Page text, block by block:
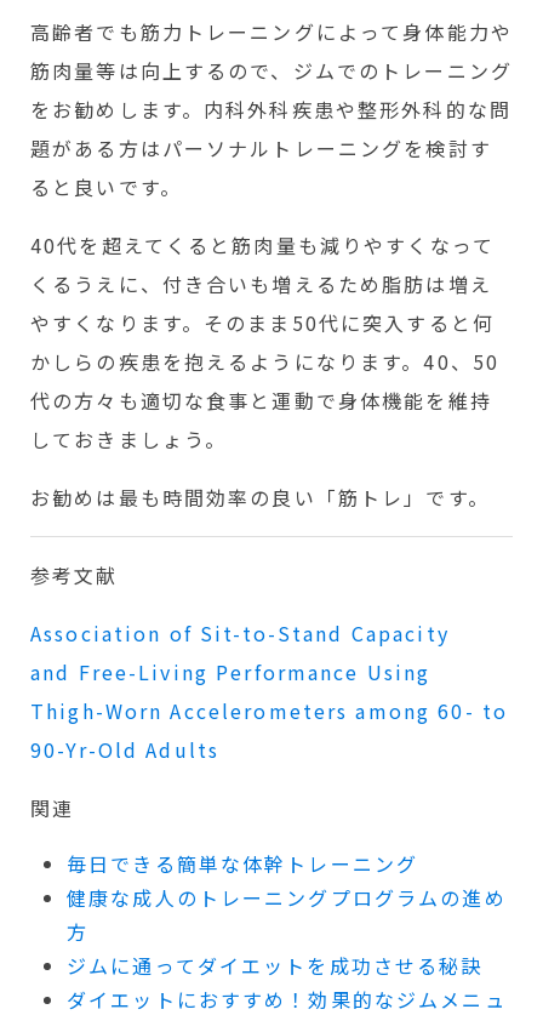
高齢者でも筋力トレーニングによって身体能力や
筋肉量等は向上するので、ジムでのトレーニング
をお勧めします。内科外科疾患や整形外科的な問
題がある方はパーソナルトレーニングを検討す
ると良いです。
40代を超えてくると筋肉量も減りやすくなって
くるうえに、付き合いも増えるため脂肪は増え
やすくなります。そのまま50代に突入すると何
かしらの疾患を抱えるようになります。40、50
代の方々も適切な食事と運動で身体機能を維持
しておきましょう。
お勧めは最も時間効率の良い「筋トレ」です。
参考文献
Association of Sit-to-Stand Capacity
and Free-Living Performance Using
Thigh-Worn Accelerometers among 60- to
90-Yr-Old Adults
関連
毎日できる簡単な体幹トレーニング
健康な成人のトレーニングプログラムの進め
方
ジムに通ってダイエットを成功させる秘訣
ダイエットにおすすめ！効果的なジムメニュ